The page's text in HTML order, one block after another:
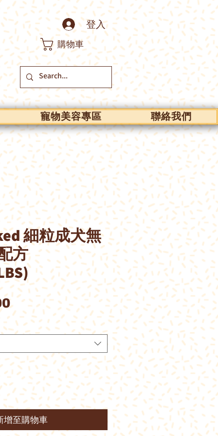
登入
購物車
寵物美容專區 聯絡我們
細粒成犬無
方
價
格
增至購物車